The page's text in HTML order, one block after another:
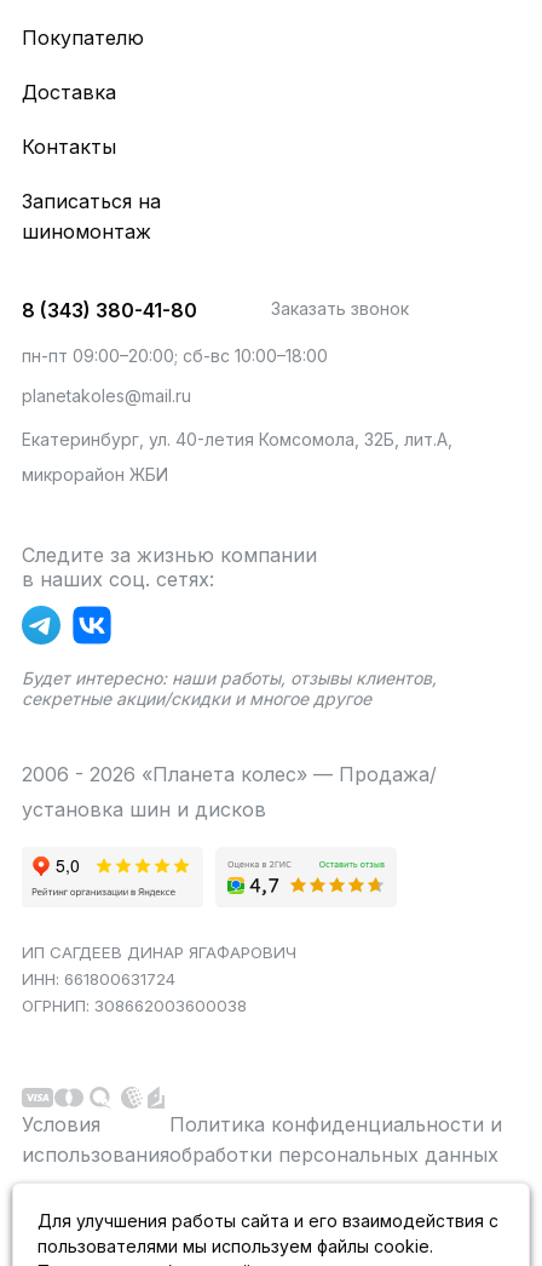
Покупателю
Доставка
Контакты
Записаться на
шиномонтаж
8 (343) 380-41-80 Заказать звонок
пн-пт 09:00–20:00; сб-вс 10:00–18:00
planetakoles@mail.ru
Екатеринбург, ул. 40-летия Комсомола, 32Б, лит.А,
микрорайон ЖБИ
Следите за жизнью компании
в наших соц. сетях:
Будет интересно: наши работы, отзывы клиентов,
секретные акции/скидки и многое другое
2006 - 2026 «Планета колес» — Продажа/
установка шин и дисков
ИП САГДЕЕВ ДИНАР ЯГАФАРОВИЧ
ИНН: 661800631724
ОГРНИП: 308662003600038
Условия
использования
Политика конфиденциальности и
обработки персональных данных
публичной офертой не является. На данном
информационном ресурсе применяются
Для улучшения работы сайта и его взаимодействия с
пользователями мы используем файлы cookie.